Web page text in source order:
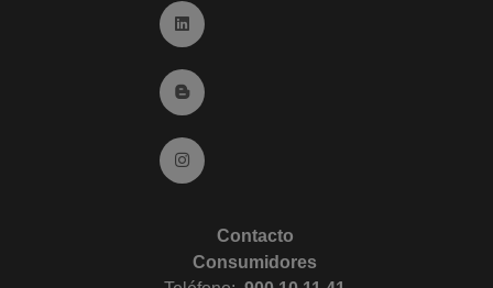
Ir a Linkedin (abre en ventana nueva)
Ir al Blog (abre en ventana nueva)
Ir a Instagram (abre en ventana nueva)
Contacto
Consumidores